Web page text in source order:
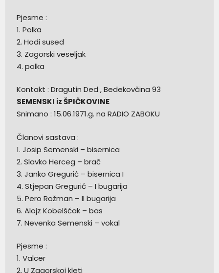
Pjesme :
1. Polka
2. Hodi sused
3. Zagorski veseljak
4. polka
Kontakt : Dragutin Ded , Bedekovčina 93
SEMENSKI iz ŠPIČKOVINE
Snimano : 15.06.1971.g. na RADIO ZABOKU
Članovi sastava :
1. Josip Semenski – bisernica
2. Slavko Herceg – brač
3. Janko Gregurić – bisernica I
4. Stjepan Gregurić – I bugarija
5. Pero Rožman – II bugarija
6. Alojz Kobelšćak – bas
7. Nevenka Semenski – vokal
Pjesme :
1. Valcer
2. U Zagorskoj kleti